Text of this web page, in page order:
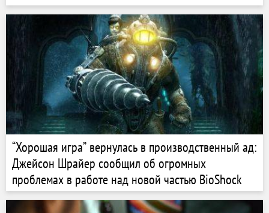
“Хорошая игра” вернулась в производственный ад:
Джейсон Шрайер сообщил об огромных
проблемах в работе над новой частью BioShock